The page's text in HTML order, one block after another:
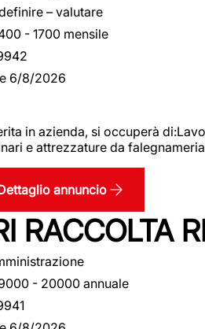
– valutare
- 1700 mensile
6/8/2026
in azienda, si occuperà
e attrezzature da
annuncio
RACCOLTA
- 20000 annuale